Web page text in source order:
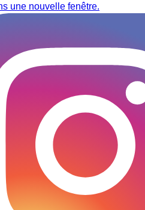
une nouvelle fenêtre.